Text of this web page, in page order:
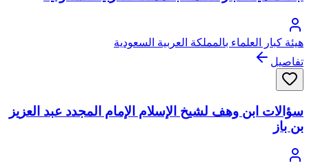
هيئة كبار العلماء بالمملكة العربية السعودية
تفاصيل
سؤالات ابن وهف لشيخ الإسلام الإمام المجدد عبد العزيز
بن باز